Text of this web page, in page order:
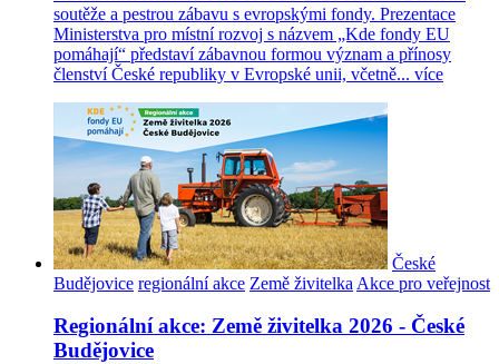
soutěže a pestrou zábavu s evropskými fondy. Prezentace
Ministerstva pro místní rozvoj s názvem „Kde fondy EU
pomáhají“ představí zábavnou formou význam a přínosy
členství České republiky v Evropské unii, včetně... více
České
Budějovice regionální akce Země živitelka Akce pro veřejnost
Regionální akce: Země živitelka 2026 - České
Budějovice